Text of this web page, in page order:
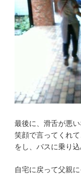
最後に、滑舌が悪
笑顔で言ってくれ
をし、バスに乗り込
自宅に戻って父親